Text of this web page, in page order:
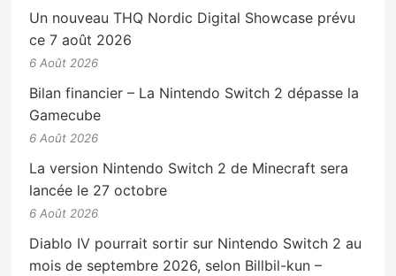
Un nouveau THQ Nordic Digital Showcase prévu
ce 7 août 2026
6 Août 2026
Bilan financier – La Nintendo Switch 2 dépasse la
Gamecube
6 Août 2026
La version Nintendo Switch 2 de Minecraft sera
lancée le 27 octobre
6 Août 2026
Diablo IV pourrait sortir sur Nintendo Switch 2 au
mois de septembre 2026, selon Billbil-kun –